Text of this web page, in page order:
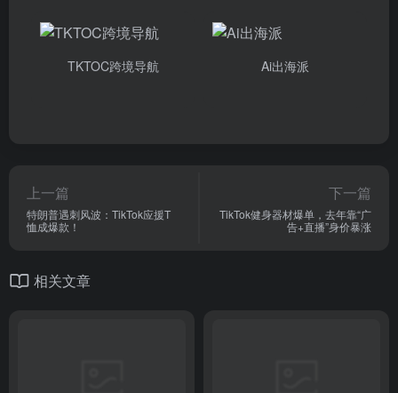
TKTOC跨境导航 Ai出海派
上一篇
特朗普遇刺风波：TikTok应援T
恤成爆款！
下一篇
TikTok健身器材爆单，去年靠“广
告+直播”身价暴涨
相关文章